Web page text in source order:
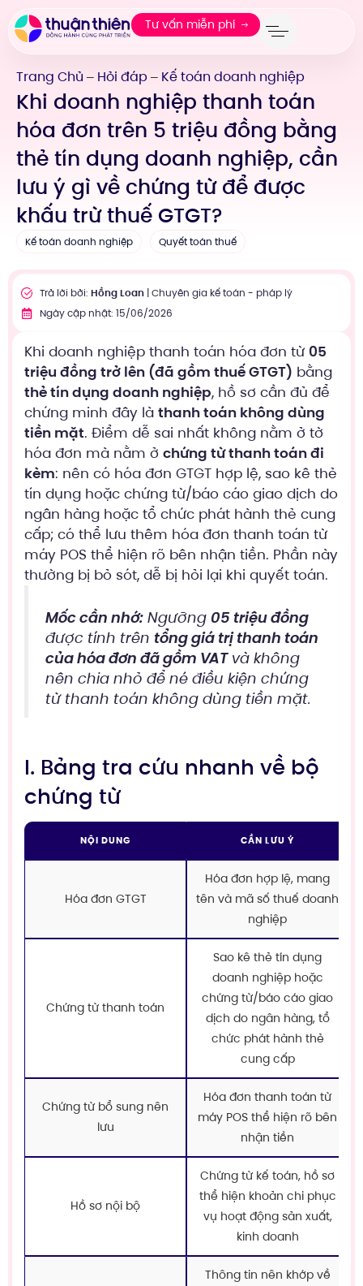
Tư vấn miễn phí
Trang Chủ — Hỏi đáp — Kế toán doanh nghiệp
Khi doanh nghiệp thanh toán
hóa đơn trên 5 triệu đồng bằng
thẻ tín dụng doanh nghiệp, cần
lưu ý gì về chứng từ để được
khấu trừ thuế GTGT?
Kế toán doanh nghiệp Quyết toán thuế
Trả lời bởi: Hồng Loan| Chuyên gia kế toán - pháp lý
Ngày cập nhật: 15/06/2026
Khi doanh nghiệp thanh toán hóa đơn từ 05
triệu đồng trở lên (đã gồm thuế GTGT) bằng
thẻ tín dụng doanh nghiệp, hồ sơ cần đủ để
chứng minh đây là thanh toán không dùng
tiền mặt. Điểm dễ sai nhất không nằm ở tờ
hóa đơn mà nằm ở chứng từ thanh toán đi
kèm: nên có hóa đơn GTGT hợp lệ, sao kê thẻ
tín dụng hoặc chứng từ/báo cáo giao dịch do
ngân hàng hoặc tổ chức phát hành thẻ cung
cấp; có thể lưu thêm hóa đơn thanh toán từ
máy POS thể hiện rõ bên nhận tiền. Phần này
thường bị bỏ sót, dễ bị hỏi lại khi quyết toán.
Mốc cần nhớ:Ngưỡng 05 triệu đồng
được tính trên tổng giá trị thanh toán
của hóa đơn đã gồm VATvà không
nên chia nhỏ để né điều kiện chứng
từ thanh toán không dùng tiền mặt.
I. Bảng tra cứu nhanh về bộ
chứng từ
NỘI DUNG CẦN LƯU Ý
Hóa đơn GTGT
Hóa đơn hợp lệ, mang
tên và mã số thuế doanh
nghiệp
Chứng từ thanh toán
Sao kê thẻ tín dụng
doanh nghiệp hoặc
chứng từ/báo cáo giao
dịch do ngân hàng, tổ
chức phát hành thẻ
cung cấp
Chứng từ bổ sung nên
lưu
Hóa đơn thanh toán từ
máy POS thể hiện rõ bên
nhận tiền
Hồ sơ nội bộ
Chứng từ kế toán, hồ sơ
thể hiện khoản chi phục
vụ hoạt động sản xuất,
kinh doanh
Thông tin nên khớp về